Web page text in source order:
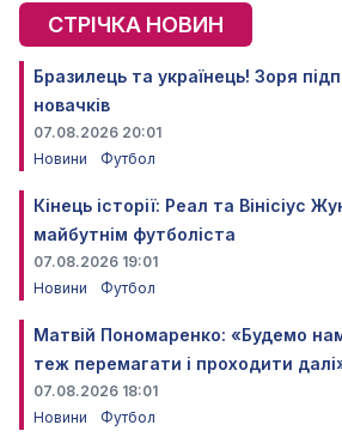
СТРІЧКА НОВИН
Бразилець та українець! Зоря
новачків
07.08.2026 20:01
Новини
Футбол
Кінець історії: Реал та Вінісіус
майбутнім футболіста
07.08.2026 19:01
Новини
Футбол
Матвій Пономаренко: «Будемо
теж перемагати і проходити
07.08.2026 18:01
Новини
Футбол